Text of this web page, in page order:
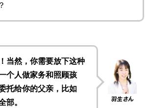
当然，你需要放下这种
个人做家务和照顾孩
托给你的父亲，比如
部。